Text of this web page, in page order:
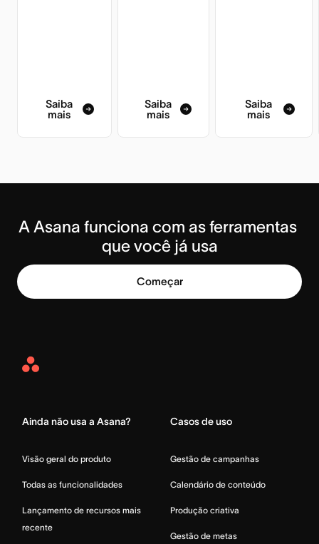
Saiba
mais
Saiba
mais
Saiba
mais
A Asana funciona com as ferramentas
que você já usa
Começar
Asana
Ainda não usa a Asana?
Visão geral do produto
Todas as funcionalidades
Lançamento de recursos mais
recente
Casos de uso
Gestão de campanhas
Calendário de conteúdo
Produção criativa
Gestão de metas